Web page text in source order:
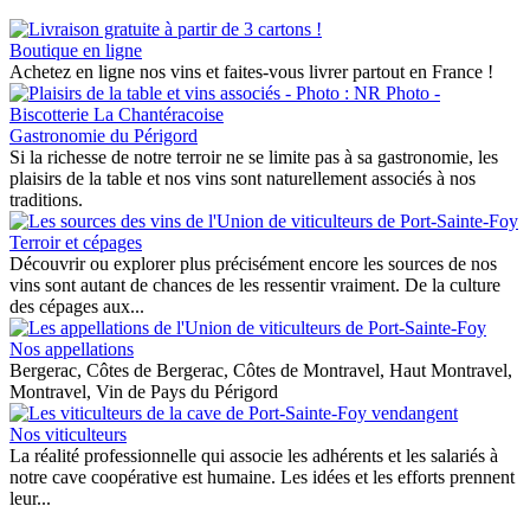
Boutique en ligne
Achetez en ligne nos vins et faites-vous livrer partout en France !
Gastronomie du Périgord
Si la richesse de notre terroir ne se limite pas à sa gastronomie, les
plaisirs de la table et nos vins sont naturellement associés à nos
traditions.
Terroir et cépages
Découvrir ou explorer plus précisément encore les sources de nos
vins sont autant de chances de les ressentir vraiment. De la culture
des cépages aux...
Nos appellations
Bergerac, Côtes de Bergerac, Côtes de Montravel, Haut Montravel,
Montravel, Vin de Pays du Périgord
Nos viticulteurs
La réalité professionnelle qui associe les adhérents et les salariés à
notre cave coopérative est humaine. Les idées et les efforts prennent
leur...